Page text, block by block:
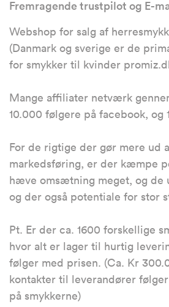
Fremragende trustpilot og E-
Webshop for salg af
(Danmark og sverige er de
for smykker til kvinder
Mange affiliater netværk
10.000 følgere på facebook, og
For de rigtige der gør mere ud
markedsføring, er der kæmpe
hæve omsætning meget, og de
og der også potentiale for stor
Pt. Er der ca. 1600 forskellige
hvor alt er lager til hurtig
følger med prisen. (Ca. Kr
kontakter til leverandører
på smykkerne)